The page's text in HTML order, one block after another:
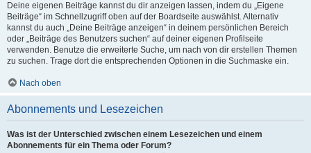
Deine eigenen Beiträge kannst du dir anzeigen lassen, indem du „Eigene
Beiträge“ im Schnellzugriff oben auf der Boardseite auswählst. Alternativ
kannst du auch „Deine Beiträge anzeigen“ in deinem persönlichen Bereich
oder „Beiträge des Benutzers suchen“ auf deiner eigenen Profilseite
verwenden. Benutze die erweiterte Suche, um nach von dir erstellen Themen
zu suchen. Trage dort die entsprechenden Optionen in die Suchmaske ein.
Nach oben
Abonnements und Lesezeichen
Was ist der Unterschied zwischen einem Lesezeichen und einem
Abonnements für ein Thema oder Forum?